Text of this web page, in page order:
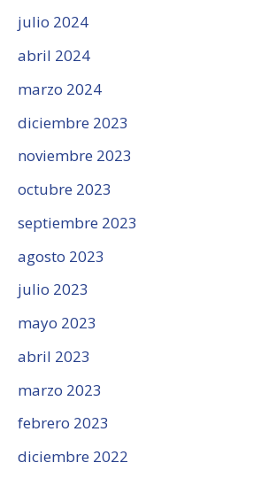
julio 2024
abril 2024
marzo 2024
diciembre 2023
noviembre 2023
octubre 2023
septiembre 2023
agosto 2023
julio 2023
mayo 2023
abril 2023
marzo 2023
febrero 2023
diciembre 2022